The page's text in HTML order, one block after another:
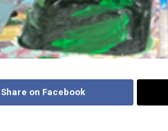
Share on Facebook